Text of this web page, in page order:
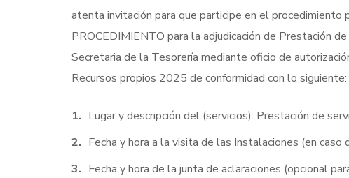
atenta invitación para que participe en el
PROCEDIMIENTO para la adjudicación de Prestación
Secretaria de la Tesorería mediante oficio de
Recursos propios 2025 de conformidad con lo siguiente:
Lugar y descripción del (servicios): Prestación de
Fecha y hora a la visita de las Instalaciones (en caso
Fecha y hora de la junta de aclaraciones (opcional